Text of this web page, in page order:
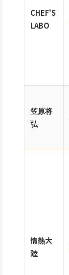
CHEF'S
LABO
笠原将
弘
情熱大
陸